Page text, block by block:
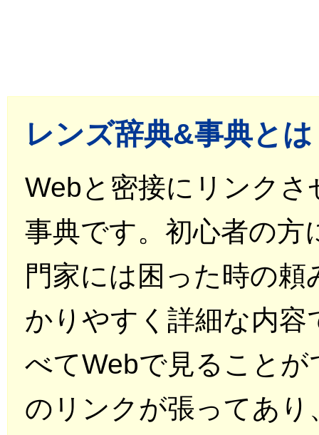
レンズ辞典&事典と
Webと密接にリンク
事典です。初心者の方
門家には困った時の
かりやすく詳細な内容
べてWebで見ること
のリンクが張ってあ